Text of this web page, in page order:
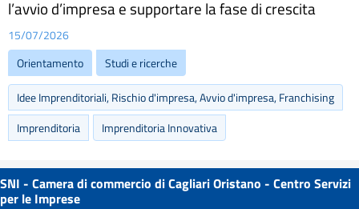
l’avvio d’impresa e supportare la fase di crescita
15/07/2026
Orientamento
Studi e ricerche
Idee Imprenditoriali, Rischio d'impresa, Avvio d'impresa, Franchising
Imprenditoria
Imprenditoria Innovativa
SNI - Camera di commercio di Cagliari Oristano - Centro Servizi
per le Imprese